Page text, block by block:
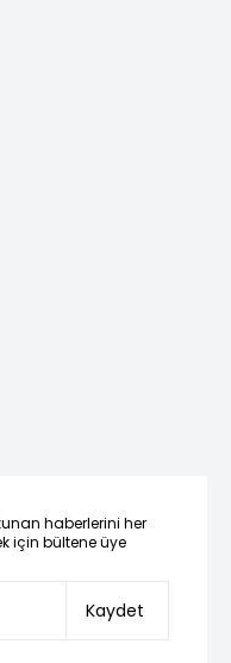
haberlerini her
için bültene üye
Kaydet